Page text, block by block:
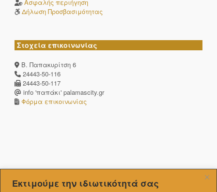
Εκτιμούμε την ιδιωτικότητά σας
Ασφαλής περιήγηση
Δήλωση Προσβασιμότητας
Στοχεία επικοινωνίας
Β. Παπακυρίτση 6
24443-50-116
24443-50-117
info 'παπάκι' palamascity.gr
Φόρμα επικοινωνίας